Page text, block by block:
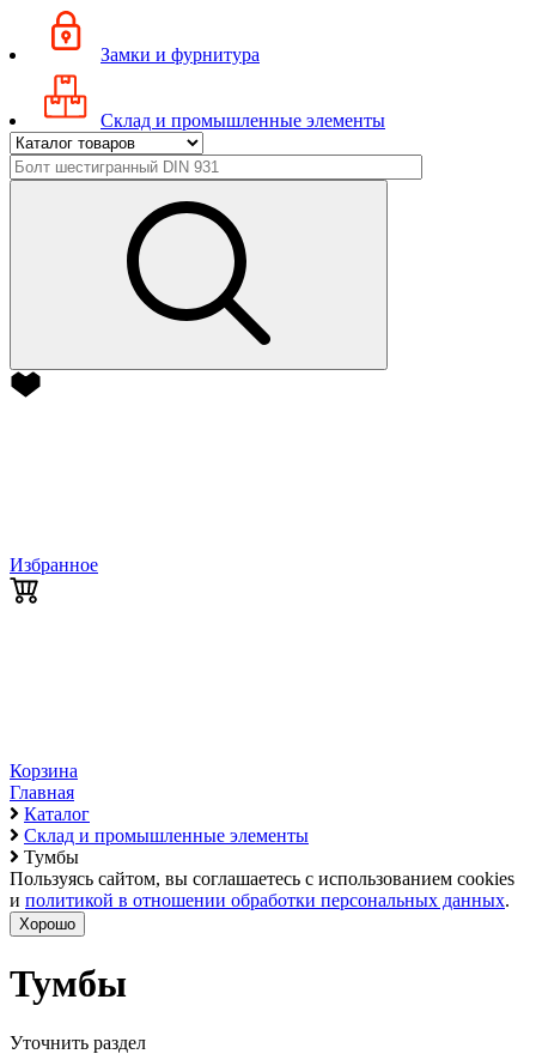
Замки и фурнитура
Склад и промышленные элементы
Избранное
Корзина
Главная
Каталог
Склад и промышленные элементы
Тумбы
Пользуясь сайтом, вы соглашаетесь с использованием cookies
и политикой в отношении обработки персональных данных.
Хорошо
Тумбы
Уточнить раздел